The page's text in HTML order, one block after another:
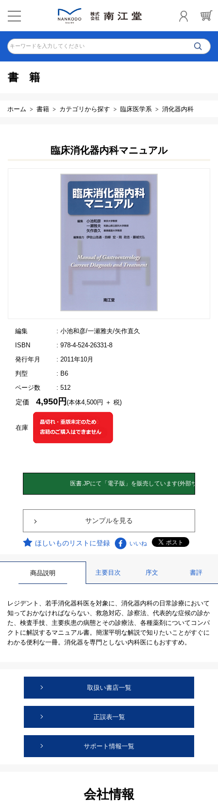
キーワードを入力してください
書籍
ホーム 書籍 カテゴリから探す 臨床医学系 消化器内科
臨床消化器内科マニュアル
編集
: 小池和彦/一瀬雅夫/矢作直久
ISBN
: 978-4-524-26331-8
発行年月
: 2011年10月
判型
: B6
ページ数
: 512
在庫
定価4,950円(本体4,500円 ＋ 税)
サンプルを見る
ほしいものリストに登録 いいね
商品説明 主要目次 序文 書評
レジデント、若手消化器科医を対象に、消化器内科の日常診療において
知っておかなければならない、救急対応、診察法、代表的な症候の診か
た、検査手技、主要疾患の病態とその診療法、各種薬剤についてコンパ
クトに解説するマニュアル書。簡潔平明な解説で知りたいことがすぐに
わかる便利な一冊。消化器を専門としない内科医にもおすすめ。
取扱い書店一覧
正誤表一覧
サポート情報一覧
会社情報